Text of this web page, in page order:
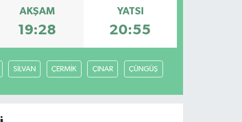
AKŞAM
19:28
YATSI
20:55
SİLVAN ÇERMİK ÇINAR ÇÜNGÜŞ